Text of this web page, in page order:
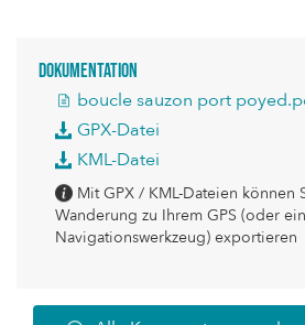
Dokumentation
boucle sauzon port
GPX-Datei
KML-Datei
Mit GPX / KML-Dateien können
Wanderung zu Ihrem GPS (oder
Navigationswerkzeug) exportieren